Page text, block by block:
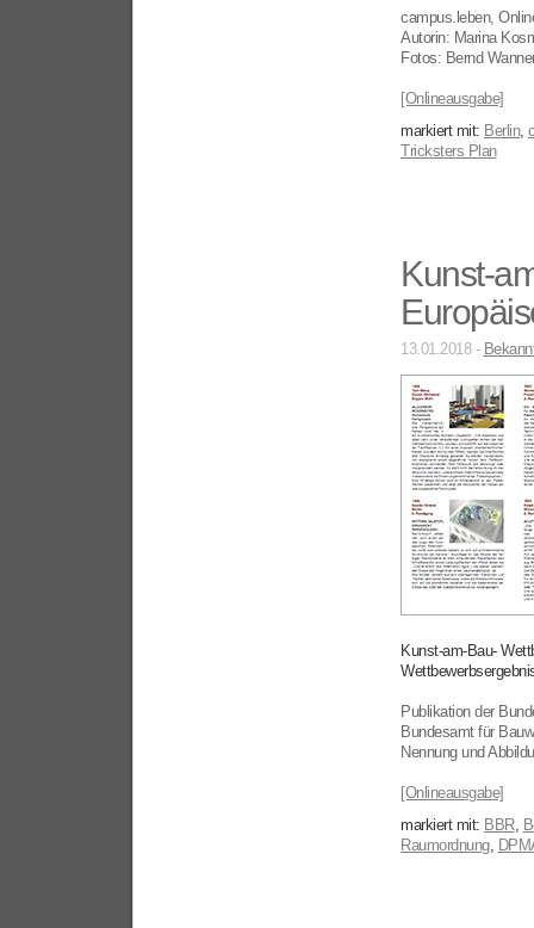
campus.leben,
Autorin: Marina
Fotos: Bernd
[Onlineausgabe]
markiert mit: Berlin,
Tricksters Plan
Kunst-
13.01.2018 -
Kunst-am-Bau-
Publikation der
Bundesamt für
Nennung und
[Onlineausgabe]
markiert mit: BBR,
Raumordnung,